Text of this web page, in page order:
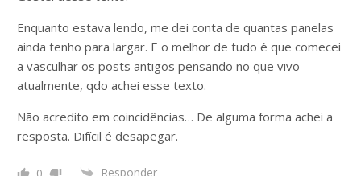
Enquanto estava lendo, me dei conta de quantas panelas
ainda tenho para largar. E o melhor de tudo é que comecei
a vasculhar os posts antigos pensando no que vivo
atualmente, qdo achei esse texto.
Não acredito em coincidências… De alguma forma achei a
resposta. Difícil é desapegar.
Responder